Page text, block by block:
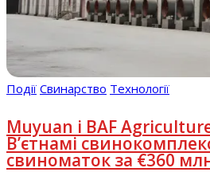
Події Свинарство Технології
Muyuan і BAF
В’єтнамі
свиноматок за €360